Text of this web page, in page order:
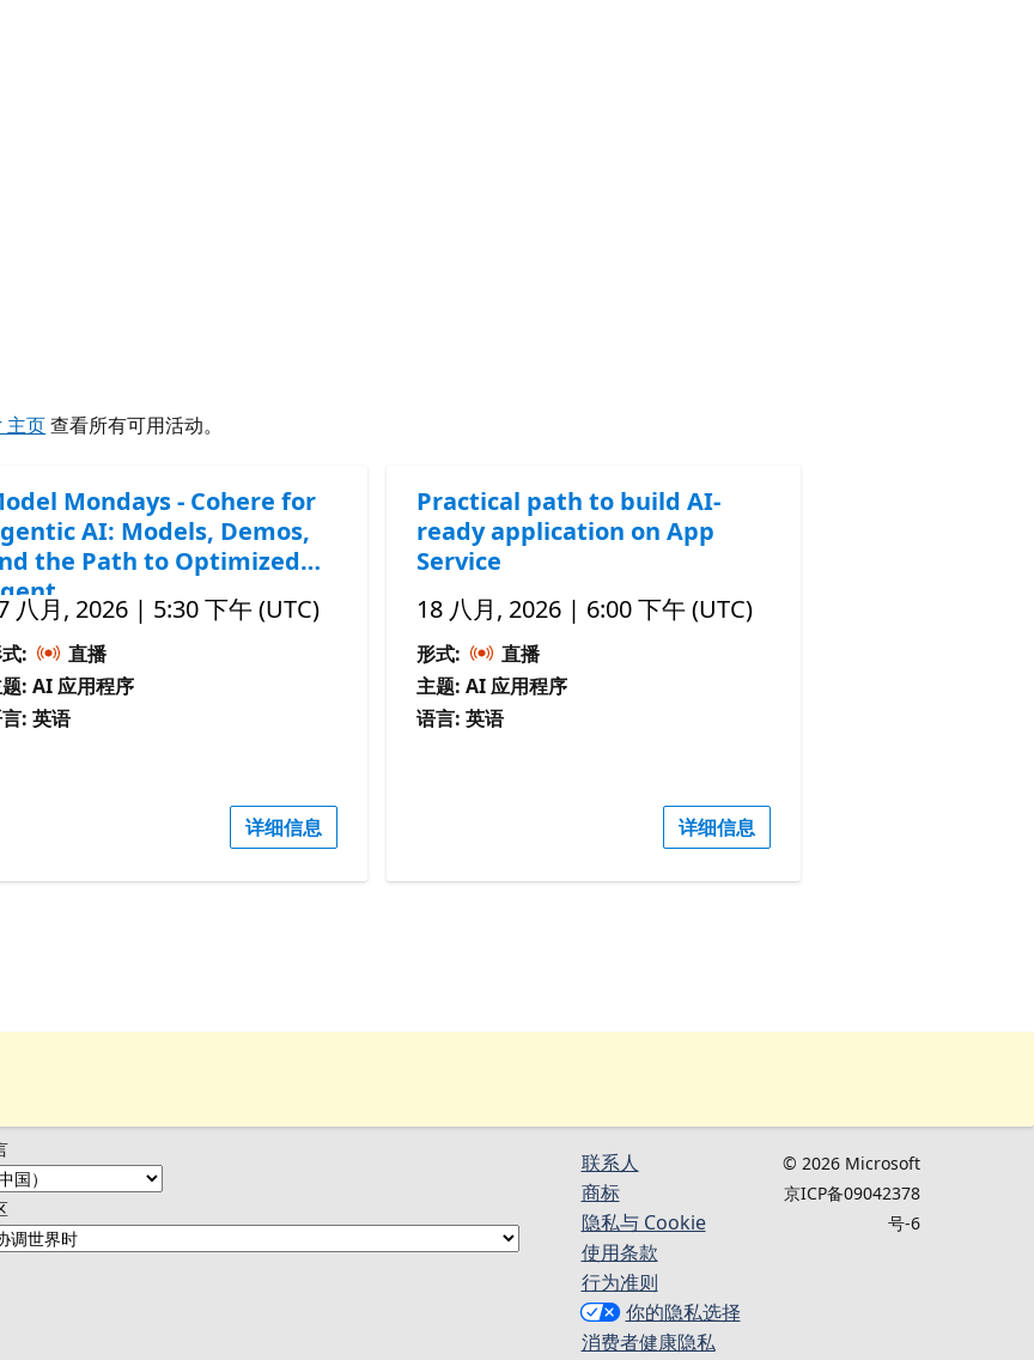
主页查看所有可用活动。
Mondays - Cohere for
AI: Models, Demos,
the Path to Optimized
八月, 2026 | 5:30 下午 (UTC)
:
直播
: AI 应用程序
: 英语
详细信息
Practical path to build AI-
ready application on App
Service
18 八月, 2026 | 6:00 下午 (UTC)
形式:
直播
主题: AI 应用程序
语言: 英语
详细信息
联系人
商标
隐私与 Cookie
使用条款
行为准则
你的隐私选择
消费者健康隐私
© 2026 Microsoft
京ICP备09042378
号-6